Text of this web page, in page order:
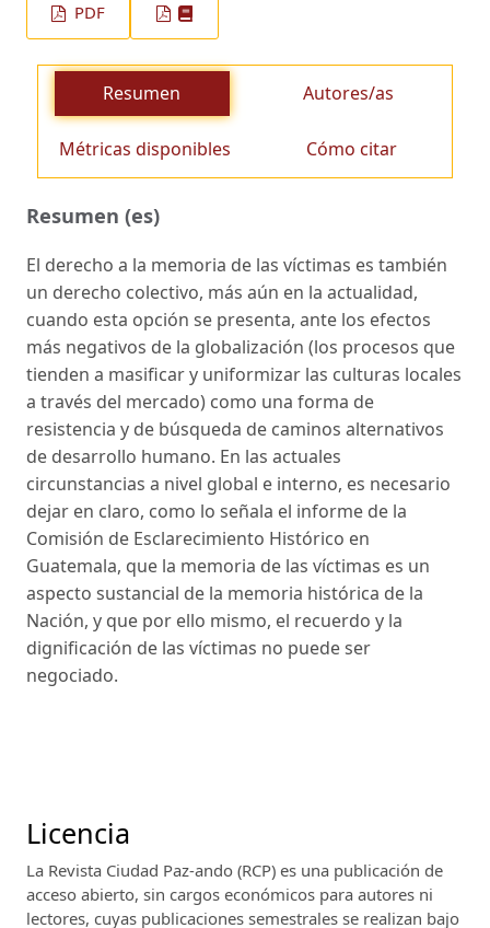
PDF
Resumen Autores/as
Métricas disponibles Cómo citar
Resumen (es)
El derecho a la memoria de las víctimas es también
un derecho colectivo, más aún en la actualidad,
cuando esta opción se presenta, ante los efectos
más negativos de la globalización (los procesos que
tienden a masificar y uniformizar las culturas locales
a través del mercado) como una forma de
resistencia y de búsqueda de caminos alternativos
de desarrollo humano. En las actuales
circunstancias a nivel global e interno, es necesario
dejar en claro, como lo señala el informe de la
Comisión de Esclarecimiento Histórico en
Guatemala, que la memoria de las víctimas es un
aspecto sustancial de la memoria histórica de la
Nación, y que por ello mismo, el recuerdo y la
dignificación de las víctimas no puede ser
negociado.
Licencia
La Revista Ciudad Paz-ando (RCP) es una publicación de
acceso abierto, sin cargos económicos para autores ni
lectores, cuyas publicaciones semestrales se realizan bajo